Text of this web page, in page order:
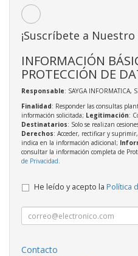
¡Suscríbete a
INFORMACIÓN
PROTECCIÓN DE
Responsable: SAYGA INFORMATICA,
Finalidad: Responder las consultas
información solicitada; Legitimación:
Destinatarios: Solo se realizan
Derechos: Acceder, rectificar y
indica en la información adicional;
consultar la información completa de
de Privacidad.
He leído y acepto la Política
Contacto